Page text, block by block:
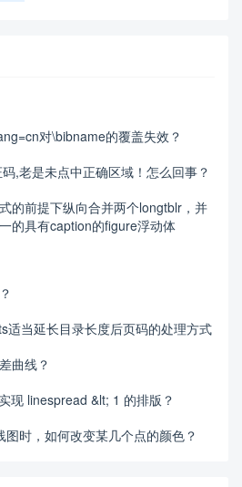
对\bibname的覆盖失效？
,老是未点中正确区域！怎么回事？
的前提下纵向合并两个longtblr，并
的具有caption的figure浮动体
适当延长目录长度后页码的处理方式
曲线？
现 linespread &lt; 1 的排版？
时，如何改变某几个点的颜色？